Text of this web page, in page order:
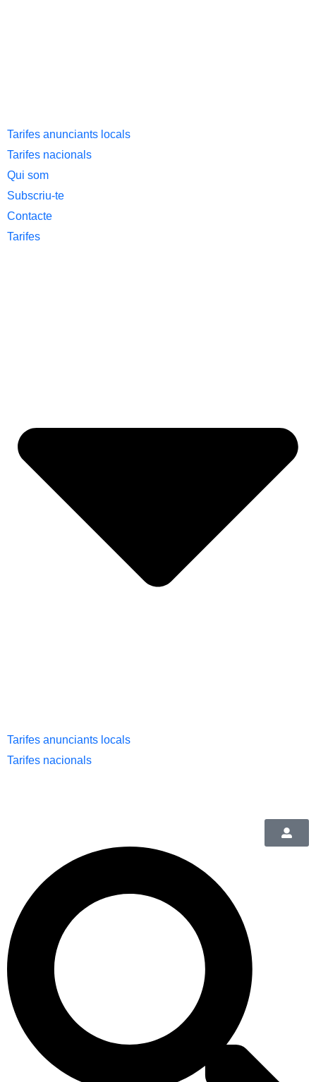
Tarifes anunciants locals
Tarifes nacionals
Qui som
Subscriu-te
Contacte
Tarifes
Tarifes anunciants locals
Tarifes nacionals